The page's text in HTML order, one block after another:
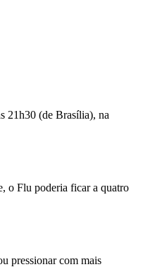
21h30 (de Brasília), na
o Flu poderia ficar a quatro
pressionar com mais